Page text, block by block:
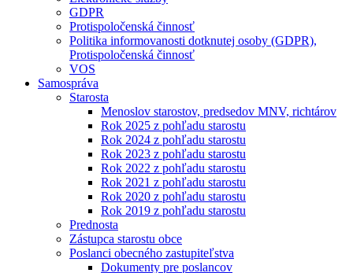
GDPR
Protispoločenská činnosť
Politika informovanosti dotknutej osoby (GDPR),
Protispoločenská činnosť
VOS
Samospráva
Starosta
Menoslov starostov, predsedov MNV, richtárov
Rok 2025 z pohľadu starostu
Rok 2024 z pohľadu starostu
Rok 2023 z pohľadu starostu
Rok 2022 z pohľadu starostu
Rok 2021 z pohľadu starostu
Rok 2020 z pohľadu starostu
Rok 2019 z pohľadu starostu
Prednosta
Zástupca starostu obce
Poslanci obecného zastupiteľstva
Dokumenty pre poslancov